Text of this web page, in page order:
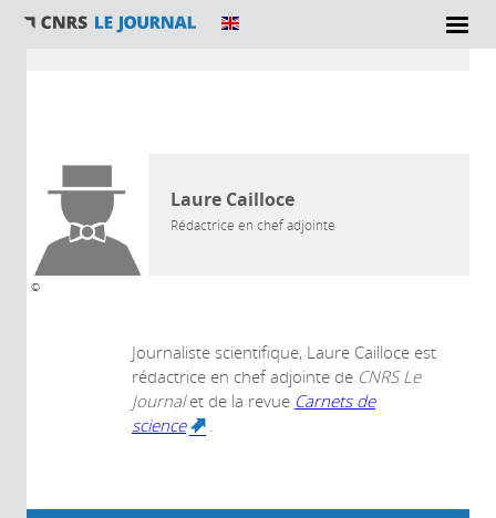
AUTEUR
©
Laure Cailloce
Rédactrice en chef adjointe
Journaliste scientifique, Laure Cailloce est
rédactrice en chef adjointe de CNRS Le
Journalet de la revue Carnets de
science
.